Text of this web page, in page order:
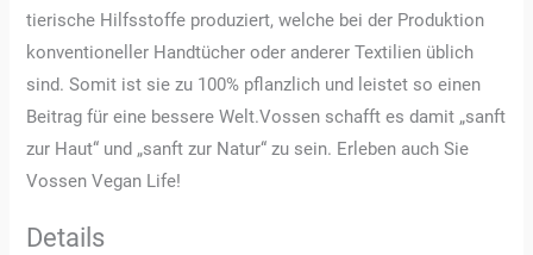
tierische Hilfsstoffe produziert, welche bei der Produktion
konventioneller Handtücher oder anderer Textilien üblich
sind. Somit ist sie zu 100% pflanzlich und leistet so einen
Beitrag für eine bessere Welt.Vossen schafft es damit „sanft
zur Haut“ und „sanft zur Natur“ zu sein. Erleben auch Sie
Vossen Vegan Life!
Details